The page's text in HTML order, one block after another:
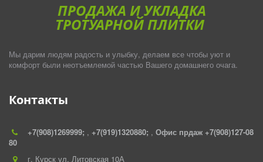
ПРОДАЖА И УКЛАДКА
ТРОТУАРНОЙ ПЛИТКИ
Мы дарим людям радость и улыбку, делаем все чтобы уют и
комфорт были неотъемлемой частью Вашего домашнего очага.
Контакты
+7(908)1269999; , +7(919)1320880; , Офис прдаж +7(908)127-08
80
г. Курск ул. Литовская 10А